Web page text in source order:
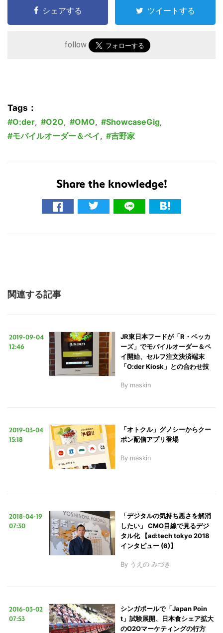
シェアする ツイートする
follow
Tags：
O:der, O2O, OMO, ShowcaseGig,
モバイルオーダー＆ペイ, 吉野家
Share the knowledge!
関連する記事
2019-09-04
12:46
JR東日本フードが「R・ベッカ
ーズ」でモバイルオーダー＆ペ
イ開始、セルフ注文決済端末
「O:der Kiosk」との合わせ技
By maskin
2019-03-04
15:18
「オトクル」グノシーからクー
ポン配信アプリ登場
By maskin
2018-04-19
07:30
「デジタルの気持ち悪さを解消
したい」 CMO目線で見るデジ
タル化 【ad:tech tokyo 2018
インタビュー (6)】
By うえの みづき
2016-03-02
07:53
シンガポールで「Japan Poin
t」試験展開、日本食シェア拡大
のO2Oマーケティングの行方
こ
検
索
す